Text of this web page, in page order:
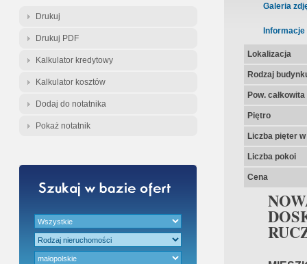
Gratis - Przedwstępna Umowa
Drukuj
Drukuj PDF
Kalkulator kredytowy
Kalkulator kosztów
Dodaj do notatnika
Pokaż notatnik
Galeria
Informacje
Lokalizacja
Rodzaj
Pow.
Piętro
Liczba pięter
Liczba pokoi
Cena